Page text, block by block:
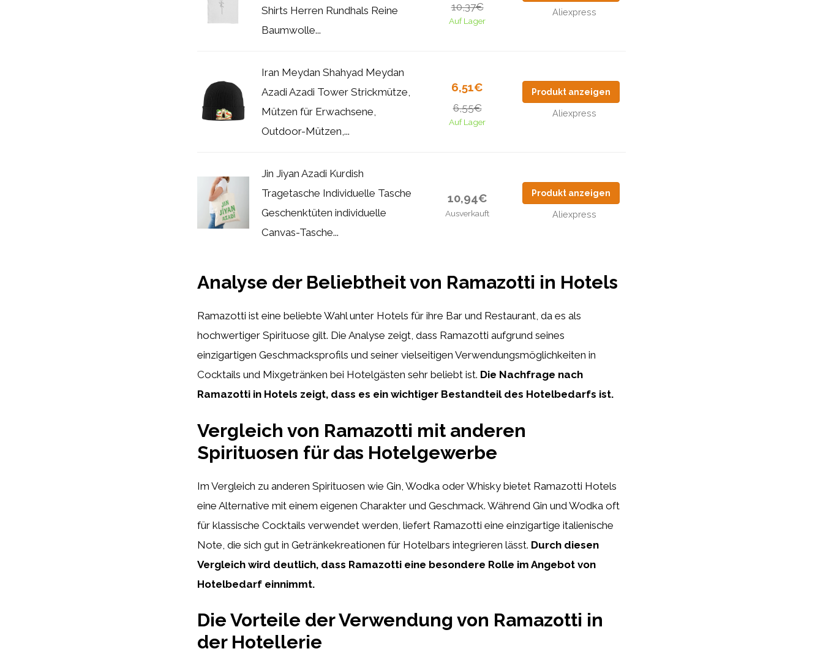
Shirts Herren Rundhals Reine
Baumwolle...
10,37€
Auf Lager
Aliexpress
Iran Meydan Shahyad Meydan
Azadi Azadi Tower Strickmütze,
Mützen für Erwachsene,
Outdoor-Mützen,...
6,51€
6,55€
Auf Lager
Produkt anzeigen
Aliexpress
Jin Jiyan Azadi Kurdish
Tragetasche Individuelle Tasche
Geschenktüten individuelle
Canvas-Tasche...
10,94€
Ausverkauft
Produkt anzeigen
Aliexpress
Analyse der Beliebtheit von Ramazotti in Hotels
Ramazotti ist eine beliebte Wahl unter Hotels für ihre Bar und Restaurant, da es als
hochwertiger Spirituose gilt. Die Analyse zeigt, dass Ramazotti aufgrund seines
einzigartigen Geschmacksprofils und seiner vielseitigen Verwendungsmöglichkeiten in
Cocktails und Mixgetränken bei Hotelgästen sehr beliebt ist. Die Nachfrage nach
Ramazotti in Hotels zeigt, dass es ein wichtiger Bestandteil des Hotelbedarfs ist.
Vergleich von Ramazotti mit anderen
Spirituosen für das Hotelgewerbe
Im Vergleich zu anderen Spirituosen wie Gin, Wodka oder Whisky bietet Ramazotti Hotels
eine Alternative mit einem eigenen Charakter und Geschmack. Während Gin und Wodka oft
für klassische Cocktails verwendet werden, liefert Ramazotti eine einzigartige italienische
Note, die sich gut in Getränkekreationen für Hotelbars integrieren lässt. Durch diesen
Vergleich wird deutlich, dass Ramazotti eine besondere Rolle im Angebot von
Hotelbedarf einnimmt.
Die Vorteile der Verwendung von Ramazotti in
der Hotellerie